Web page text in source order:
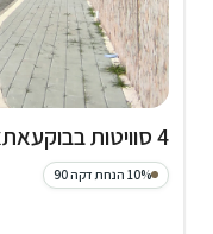
4 סוויטות בבוקעאתא
10% הנחת דקה 90